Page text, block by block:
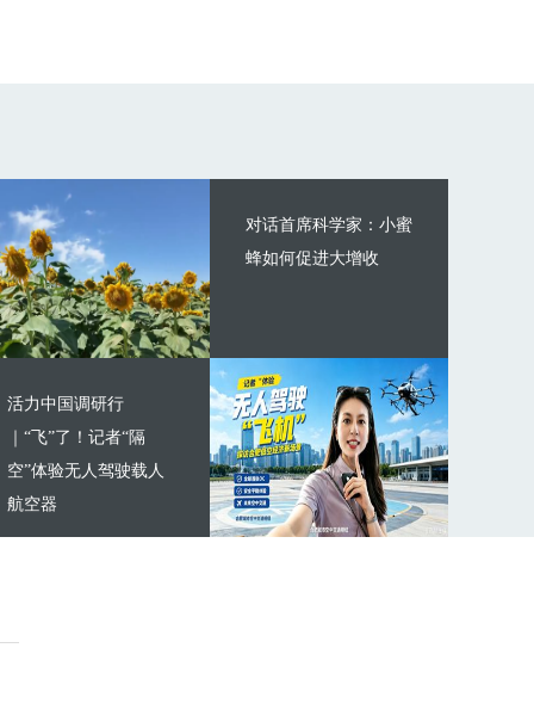
对话首席科学家：小蜜
蜂如何促进大增收
活力中国调研行
｜“飞”了！记者“隔
空”体验无人驾驶载人
航空器